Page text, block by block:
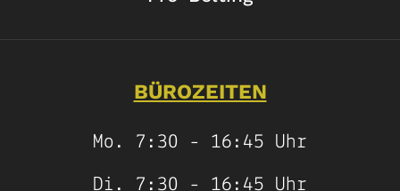
BÜROZEITEN
Mo . 7 : 30 - 16 : 45 Uhr
Di . 7 : 30 - 16 : 45 Uhr